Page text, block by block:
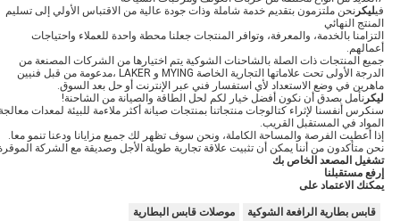
فيليكر نحن ملتزمون بتقديم خدمة شاملة وذات جودة عالية من الاقتباس الأولي إلى تسليم
المنتج النهائي
التزامنا بالخدمة، والمعرفة، وتوافر المنتجات جعلنا محطة واحدة للعملاء واحتياجات
أعمالهم.
جميع المنتجات ذات الصلة بالشاحنات الشوكية يتم اختيارها من الشركات المصنعة من
الدرجة الأولى تحت علاماتها التجارية الخاصة MYING و LAKER ،مدعومة من قبل فنيين
ماهرين في وضع الاستعداد لأي استفسار فني عبر الإنترنت أو حل بعد السوق.
ليكر نأمل بصدق أن نكون أفضل خيار لكم لحل الطاقة والصيانة من الشاحنة!
سنكرس أنفسنا لإثراء كتالوجات منتجاتنا بمنتجات صيانة أكثر ملاءمة للبيئة لمعدات
المواد في المستقبل القريب.
إذا أعطيت الفرصة والمساحة الكاملة، ونحن سوف تظهر لك جميع مزايانا ودعنا تنمو معا.
نحن متأكدون من أننا يمكن أن تثبيت علاقة تجارية طويلة الأجل وصديقة مع الشركة
تشغيل المصعد الخاص بك
إرفع مستقبلنا
يمكنك الاعتماد على
قابس بطارية الرافعة الشوكية
موصلات قابس البطارية